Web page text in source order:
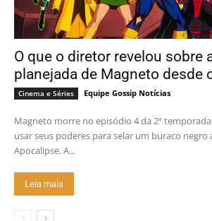
O que o diretor revelou sobre
planejada de Magneto desde
Cinema e Séries Equipe Gossip Notícias
Magneto morre no episódio 4 da 2ª
usar seus poderes para selar um buraco
Apocalipse. A...
Leia mais